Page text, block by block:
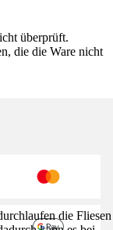
die Fliesen
überprüft.
die die Ware nicht